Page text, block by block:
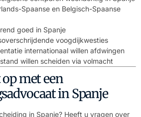
Spaanse en Belgisch-Spaanse
goed in Spanje
voogdijkwesties
internationaal willen afdwingen
willen scheiden via volmacht
met een
in Spanje
in Spanje? Heeft u vragen over